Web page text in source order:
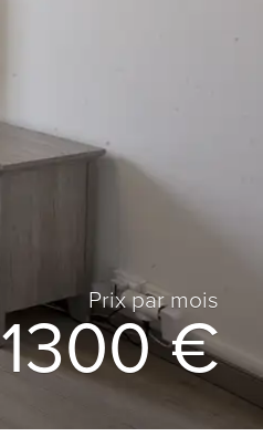
Prix ​​par mois
1300 €